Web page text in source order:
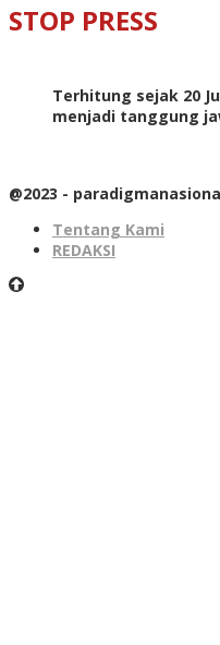
STOP PRESS
Terhitung sejak 20
menjadi tanggung
@2023 -
Tentang Kami
REDAKSI